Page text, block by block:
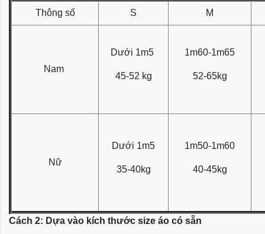
Thông số S M
Nam
Dưới 1m5
45-52 kg
1m60-1m65
52-65kg
Nữ
Dưới 1m5
35-40kg
1m50-1m60
40-45kg
Cách 2: Dựa vào kích thước size áo có sẵn